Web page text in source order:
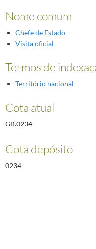
Nome comum
Chefe de Estado
Visita oficial
Termos de
Território nacional
Cota atual
GB.0234
Cota depósito
0234